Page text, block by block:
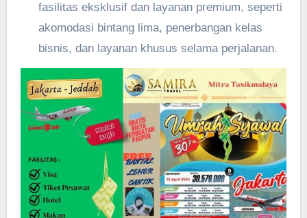
fasilitas eksklusif dan layanan premium, seperti
akomodasi bintang lima, penerbangan kelas
bisnis, dan layanan khusus selama perjalanan.